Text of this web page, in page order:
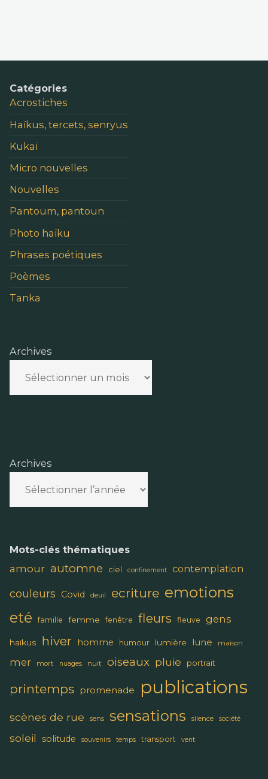
Catégories
Acrostiches
Haïkus, tercets, senryus
Kukaï
Micro nouvelles
Nouvelles
Pantoum, pantoun
Photo haïku
Phrases poétiques
Poèmes
Tanka
Archives
Archives
Mots-clés thématiques
amour automne ciel confinement contemplation
couleurs Covid deuil ecriture emotions
eté famille femme fenêtre fleurs fleuve gens
haïkus hiver homme humour lumière lune maison
mer mort nuages nuit oiseaux pluie portrait
printemps promenade publications
scènes de rue sens sensations silence société
soleil solitude souvenirs temps transport vent